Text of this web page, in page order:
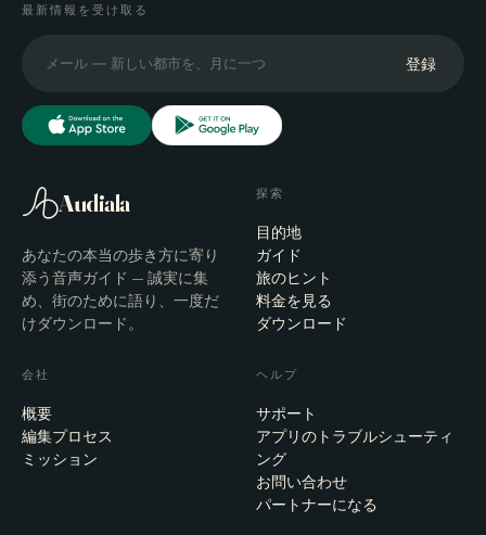
最新情報を受け取る
登録
Audiala
あなたの本当の歩き方に寄り
添う音声ガイド — 誠実に集
め、街のために語り、一度だ
けダウンロード。
探索
目的地
ガイド
旅のヒント
料金を見る
ダウンロード
会社
概要
編集プロセス
ミッション
ヘルプ
サポート
アプリのトラブルシューティ
ング
お問い合わせ
パートナーになる